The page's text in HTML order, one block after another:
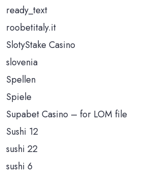
ready_text
roobetitaly.it
SlotyStake Casino
slovenia
Spellen
Spiele
Supabet Casino – for LOM file
Sushi 12
sushi 22
sushi 6